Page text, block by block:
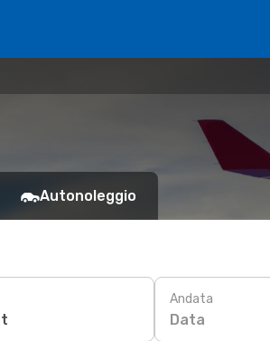
Autonoleggio
Andata
Data